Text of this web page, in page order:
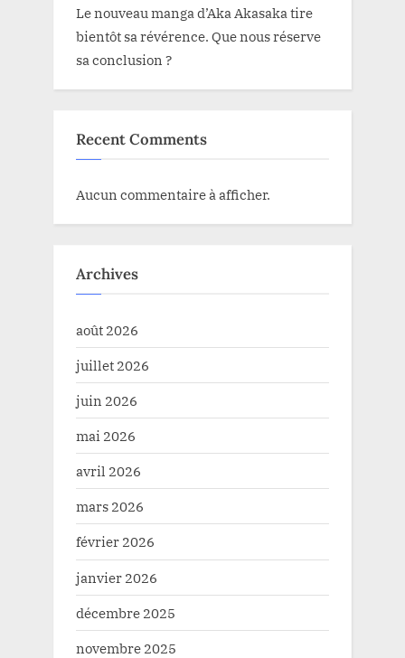
Le nouveau manga d’Aka Akasaka tire
bientôt sa révérence. Que nous réserve
sa conclusion ?
Recent Comments
Aucun commentaire à afficher.
Archives
août 2026
juillet 2026
juin 2026
mai 2026
avril 2026
mars 2026
février 2026
janvier 2026
décembre 2025
novembre 2025